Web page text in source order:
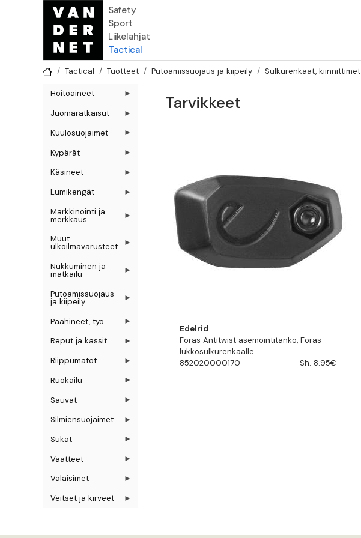
Hyppää pääsisältöön
Safety
Sport
Liikelahjat
Tactical
Tactical Tuotteet Putoamissuojaus ja kiipeily Sulkurenkaat, kiinnittimet
Tarvikkeet
Edelrid
Foras Antitwist asemointitanko, Foras
lukkosulkurenkaalle
852020000170
Sh. 8.95€
Hoitoaineet
Juomaratkaisut
Kuulosuojaimet
Kypärät
Käsineet
Lumikengät
Markkinointi ja
merkkaus
Muut
ulkoilmavarusteet
Nukkuminen ja
matkailu
Putoamissuojaus
ja kiipeily
Päähineet, työ
Reput ja kassit
Riippumatot
Ruokailu
Sauvat
Silmiensuojaimet
Sukat
Vaatteet
Valaisimet
Veitset ja kirveet